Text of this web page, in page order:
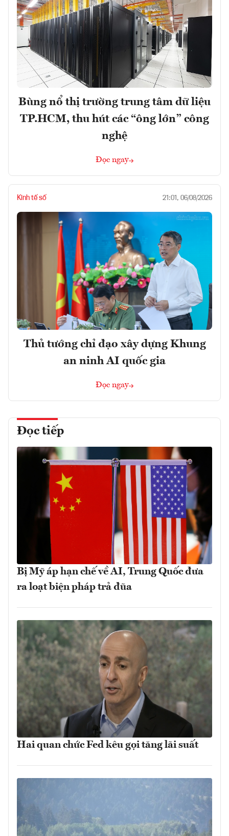
Bùng nổ thị trường trung tâm dữ liệu
TP.HCM, thu hút các “ông lớn” công
nghệ
Đọc ngay
Kinh tế số 21:01, 06/08/2026
Thủ tướng chỉ đạo xây dựng Khung
an ninh AI quốc gia
Đọc ngay
Đọc tiếp
Bị Mỹ áp hạn chế về AI, Trung Quốc đưa
ra loạt biện pháp trả đũa
Hai quan chức Fed kêu gọi tăng lãi suất